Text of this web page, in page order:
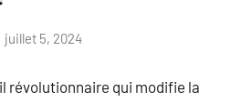
juillet 5, 2024
révolutionnaire qui modifie la